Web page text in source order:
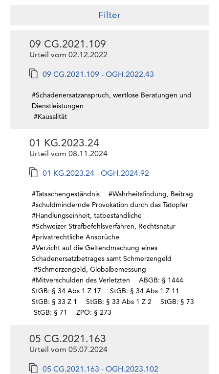
Filter
09 CG.2021.109
Urteil vom 02.12.2022
09 CG.2021.109 - OGH.2022.43
#Schadenersatzanspruch, wertlose Beratungen und
Dienstleistungen
#Kausalität
01 KG.2023.24
Urteil vom 08.11.2024
01 KG.2023.24 - OGH.2024.92
#Tatsachengeständnis
#Wahrheitsfindung, Beitrag
#schuldmindernde Provokation durch das Tatopfer
#Handlungseinheit, tatbestandliche
#Schweizer Strafbefehlsverfahren, Rechtsnatur
#privatrechtliche Ansprüche
#Verzicht auf die Geltendmachung eines
Schadenersatzbetrages samt Schmerzengeld
#Schmerzengeld, Globalbemessung
#Mitverschulden des Verletzten
ABGB: § 1444
StGB: § 34 Abs 1 Z 17
StGB: § 34 Abs 1 Z 11
StGB: § 33 Z 1
StGB: § 33 Abs 1 Z 2
StGB: § 73
StGB: § 71
ZPO: § 273
05 CG.2021.163
Urteil vom 05.07.2024
05 CG.2021.163 - OGH.2023.102